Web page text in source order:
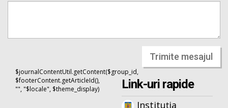
Trimite mesajul
$journalContentUtil.getContent($group_id,
$footerContent.getArticleId(),
"", "$locale", $theme_display)
Link-uri rapide
Instituția